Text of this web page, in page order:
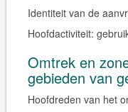
Identiteit van de
Hoofdactiviteit:
Omtrek en
gebieden van
Hoofdreden van het